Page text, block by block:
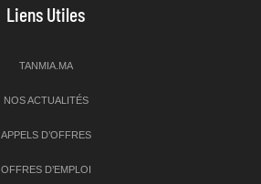
Liens Utiles
TANMIA.MA
NOS ACTUALITÉS
APPELS D’OFFRES
OFFRES D’EMPLOI